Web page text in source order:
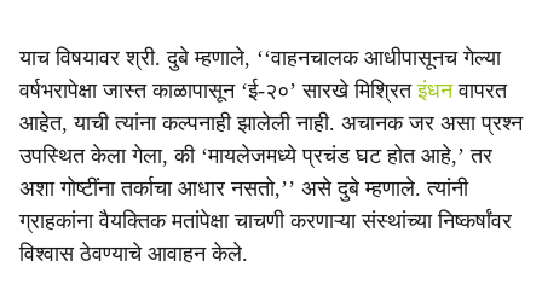
याच विषयावर श्री. दुबे म्हणाले, ‘‘वाहनचालक आधीपासूनच गेल्या
वर्षभरापेक्षा जास्त काळापासून ‘ई-२०’ सारखे मिश्रितइंधनवापरत
आहेत, याची त्यांना कल्पनाही झालेली नाही. अचानक जर असा प्रश्न
उपस्थित केला गेला, की ‘मायलेजमध्ये प्रचंड घट होत आहे,’ तर
अशा गोष्टींना तर्काचा आधार नसतो,’’ असे दुबे म्हणाले. त्यांनी
ग्राहकांना वैयक्तिक मतांपेक्षा चाचणी करणाऱ्या संस्थांच्या निष्कर्षांवर
विश्वास ठेवण्याचे आवाहन केले.